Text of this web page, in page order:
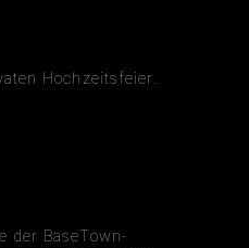
Hochzeitsfeier.
der BaseTown-